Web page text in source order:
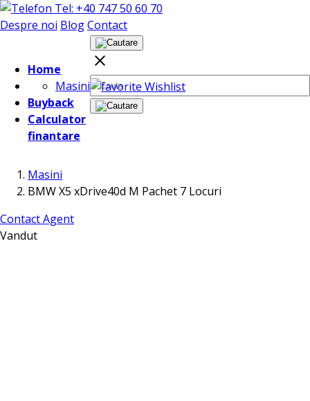
Tel: +40 747 50 60 70
Despre noi BlogContact
Home
Masini
Buyback
Calculator
finantare
Wishlist
Masini
BMW X5 xDrive40d M Pachet 7 Locuri
Contact Agent
Vandut